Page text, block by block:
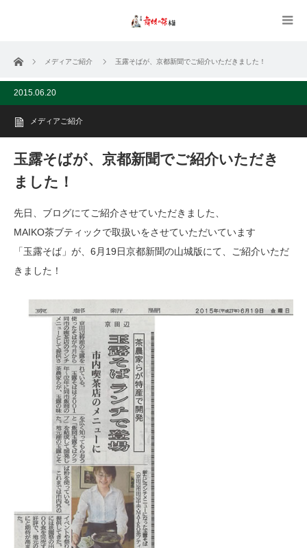
ホーム メディアご紹介 玉露そばが、京都新聞でご紹介いただきました！
2015.06.20
メディアご紹介
玉露そばが、京都新聞でご紹介いただき
ました！
先日、ブログにてご紹介させていただきました、
MAIKO茶ブティックで取扱いをさせていただいています
「玉露そば」が、6月19日京都新聞の山城版にて、ご紹介いただ
きました！